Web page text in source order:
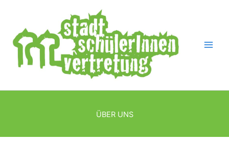
content
ÜBER UNS